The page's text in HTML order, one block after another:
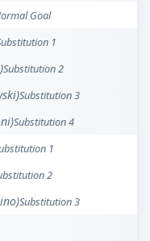
Goal
1
Substitution 2
Substitution 3
Substitution 4
1
2
Substitution 3